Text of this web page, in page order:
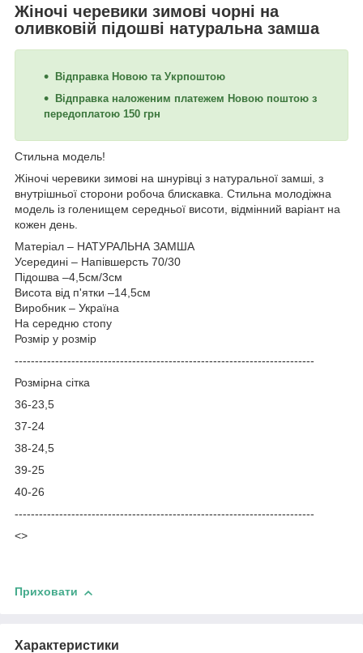
Жіночі черевики зимові чорні на
оливковій підошві натуральна замша
Відправка Новою та Укрпоштою
Відправка наложеним платежем Новою поштою з
передоплатою 150 грн
Стильна модель!
Жіночі черевики зимові на шнурівці з натуральної замші, з
внутрішньої сторони робоча блискавка. Стильна молодіжна
модель із голенищем середньої висоти, відмінний варіант на
кожен день.
Матеріал – НАТУРАЛЬНА ЗАМША
Усередині – Напівшерсть 70/30
Підошва –4,5см/3см
Висота від п'ятки –14,5см
Виробник – Україна
На середню стопу
Розмір у розмір
--------------------------------------------------------------------------
Розмірна сітка
36-23,5
37-24
38-24,5
39-25
40-26
--------------------------------------------------------------------------
<>
Приховати
Характеристики